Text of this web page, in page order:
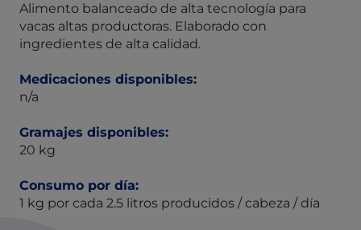
Alimento balanceado de alta tecnología para
vacas altas productoras. Elaborado con
ingredientes de alta calidad.
Medicaciones disponibles:
n/a
Gramajes disponibles:
20 kg
Consumo por día:
1 kg por cada 2.5 litros producidos / cabeza / día